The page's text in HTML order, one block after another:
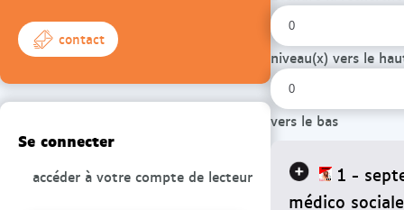
niveau(x) vers le
vers le bas
1 -
médico
contact
Se connecter
accéder à votre compte de lecteur